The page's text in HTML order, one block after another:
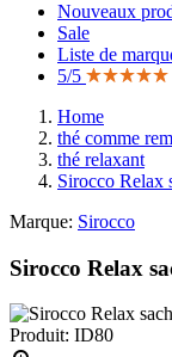
Nouveaux
Sale
Liste de
5/5
Home
thé comme
thé relaxant
Sirocco Relax
Marque: Sirocco
Sirocco Relax
Produit: ID80